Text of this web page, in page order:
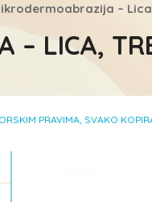
–
– LICA,
PRAVIMA, SVAKO